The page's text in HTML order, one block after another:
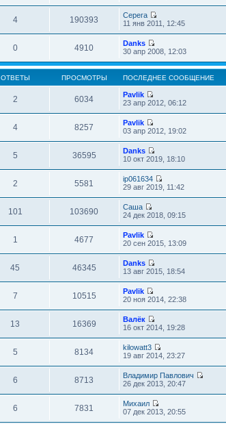
4 190393
Серега
11 янв 2011, 12:45
0 4910
Danks
30 апр 2008, 12:03
ОТВЕТЫ ПРОСМОТРЫ ПОСЛЕДНЕЕ СООБЩЕНИЕ
2 6034
Pavlik
23 апр 2012, 06:12
4 8257
Pavlik
03 апр 2012, 19:02
5 36595
Danks
10 окт 2019, 18:10
2 5581
ip061634
29 авг 2019, 11:42
101 103690
Саша
24 дек 2018, 09:15
1 4677
Pavlik
20 сен 2015, 13:09
45 46345
Danks
13 авг 2015, 18:54
7 10515
Pavlik
20 ноя 2014, 22:38
13 16369
Валёк
16 окт 2014, 19:28
5 8134
kilowatt3
19 авг 2014, 23:27
6 8713
Владимир Павлович
26 дек 2013, 20:47
6 7831
Михаил
07 дек 2013, 20:55